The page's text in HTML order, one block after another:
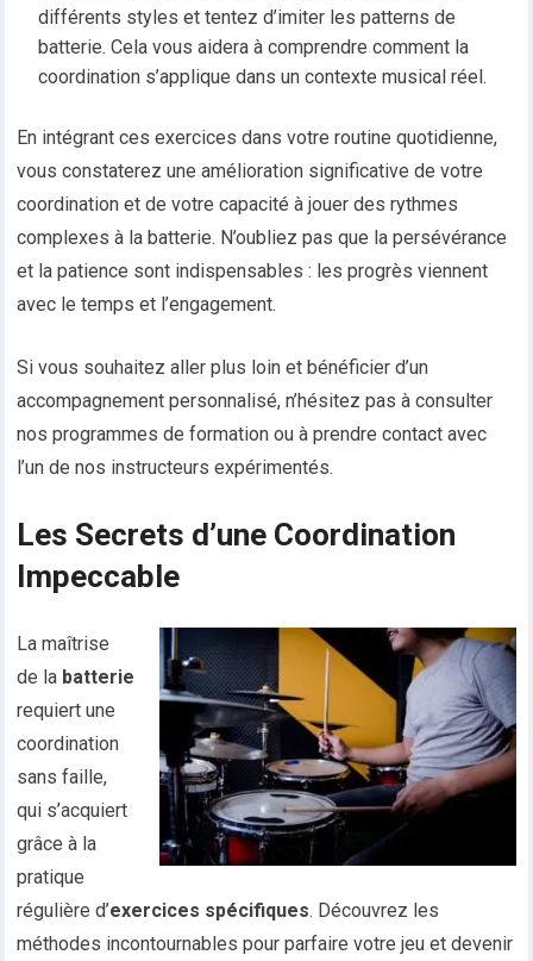
différents styles et tentez d’imiter les patterns de
batterie. Cela vous aidera à comprendre comment la
coordination s’applique dans un contexte musical réel.
En intégrant ces exercices dans votre routine quotidienne,
vous constaterez une amélioration significative de votre
coordination et de votre capacité à jouer des rythmes
complexes à la batterie. N’oubliez pas que la persévérance
et la patience sont indispensables : les progrès viennent
avec le temps et l’engagement.
Si vous souhaitez aller plus loin et bénéficier d’un
accompagnement personnalisé, n’hésitez pas à consulter
nos programmes de formation ou à prendre contact avec
l’un de nos instructeurs expérimentés.
Les Secrets d’une Coordination
Impeccable
La maîtrise
de la batterie
requiert une
coordination
sans faille,
qui s’acquiert
grâce à la
pratique
régulière d’exercices spécifiques. Découvrez les
méthodes incontournables pour parfaire votre jeu et devenir